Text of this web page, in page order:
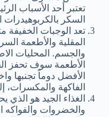
تعتبر أحد الأسباب
السكر بالكربوهيدرات
تعد الوجبات الخفيفة
المقلية والأطعمة
والجسم. المحليات
الأطعمة سوف تحفز
الأفضل دوماً تجنبها
الفاكهة والمكسرات،
الغذاء الجيد هو الذي
والخضروات والفواكه